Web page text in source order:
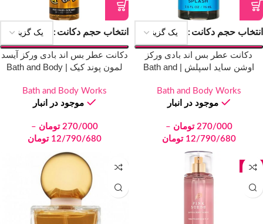
انتخاب حجم دکانت
دکانت عطر بس اند بادی ورکز
اوشن ساید اسپلش | Bath and
Bath and Body Works
موجود در انبار
270/000 تومان –
12/790/680 تومان
انتخاب حجم دکانت
دکانت عطر بس اند بادی ورکز آیسد
لمون پوند کیک | Bath and Body
Bath and Body Works
موجود در انبار
270/000 تومان –
12/790/680 تومان
جدید